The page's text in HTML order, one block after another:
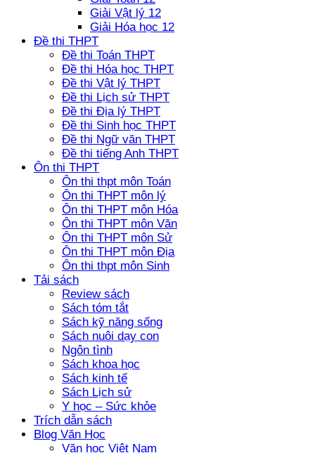
Giải Vật lý 12
Giải Hóa học 12
Đề thi THPT
Đề thi Toán THPT
Đề thi Hóa học THPT
Đề thi Vật lý THPT
Đề thi Lịch sử THPT
Đề thi Địa lý THPT
Đề thi Sinh học THPT
Đề thi Ngữ văn THPT
Đề thi tiếng Anh THPT
Ôn thi THPT
Ôn thi thpt môn Toán
Ôn thi THPT môn lý
Ôn thi THPT môn Hóa
Ôn thi THPT môn Văn
Ôn thi THPT môn Sử
Ôn thi THPT môn Địa
Ôn thi thpt môn Sinh
Tải sách
Review sách
Sách tóm tắt
Sách kỹ năng sống
Sách nuôi dạy con
Ngôn tình
Sách khoa học
Sách kinh tế
Sách Lịch sử
Y học – Sức khỏe
Trích dẫn sách
Blog Văn Học
Văn học Việt Nam